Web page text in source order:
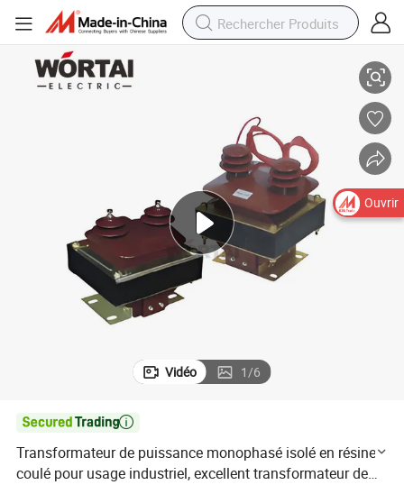
excellent transformateur de tension
Transformateur de puissance monophasé isolé en résine coulé pour
Vidéo 1/6

Transformateur de puissance monophasé isolé en résine
coulé pour usage industriel, excellent transformateur de
Ouvrir